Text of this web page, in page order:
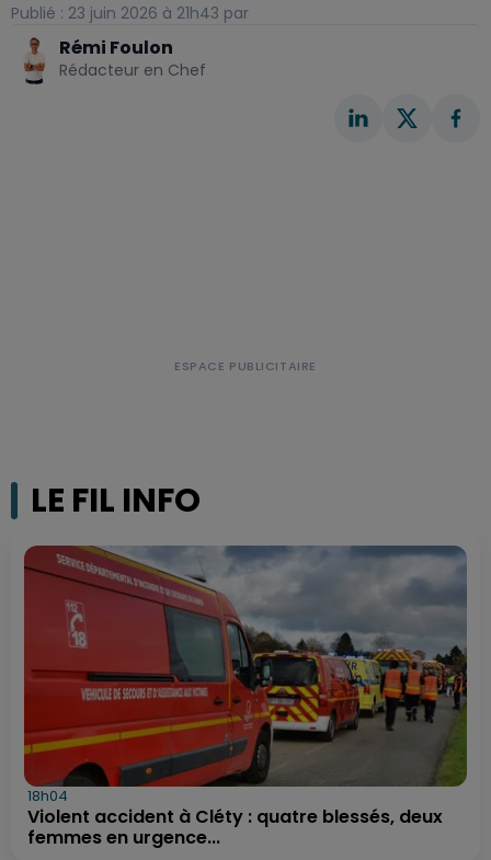
Publié : 23 juin 2026 à 21h43 par
Rémi Foulon
Rédacteur en Chef
LE FIL INFO
18h04
Violent accident à Cléty : quatre blessés, deux
femmes en urgence...